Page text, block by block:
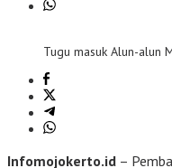
Tugu masuk Alun-alun
Infomojokerto.id –